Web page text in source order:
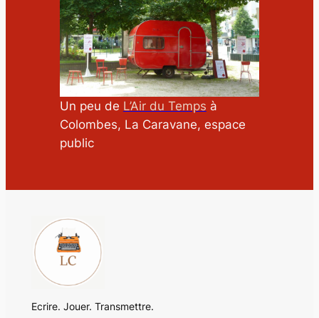
Un peu de L’Air du Temps à
Colombes, La Caravane, espace
public
Ecrire. Jouer. Transmettre.